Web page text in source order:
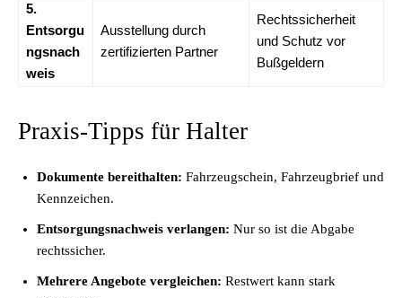
5.
Entsorgu
ngsnach
weis
Ausstellung durch
zertifizierten Partner
Rechtssicherheit
und Schutz vor
Bußgeldern
Praxis-Tipps für Halter
Dokumente bereithalten: Fahrzeugschein, Fahrzeugbrief und
Kennzeichen.
Entsorgungsnachweis verlangen: Nur so ist die Abgabe
rechtssicher.
Mehrere Angebote vergleichen: Restwert kann stark